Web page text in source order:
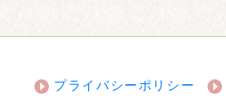
プライバシーポリシー